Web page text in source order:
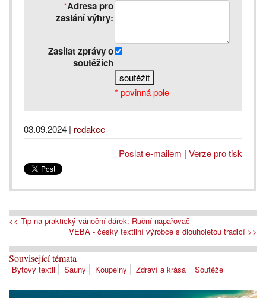
*Adresa pro
zaslání výhry:
Zasílat zprávy o
soutěžích
* povinná pole
03.09.2024 | redakce
Poslat e-mailem | Verze pro tisk
<< Tip na praktický vánoční dárek: Ruční napařovač
VEBA - český textilní výrobce s dlouholetou tradicí >>
Související témata
Bytový textil Sauny Koupelny Zdraví a krása Soutěže